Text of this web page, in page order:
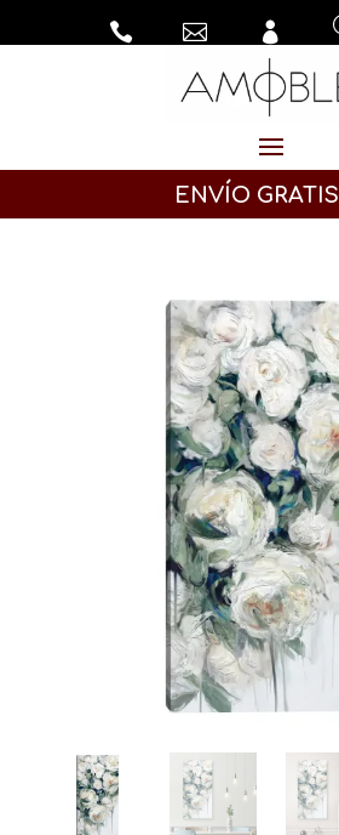
  
ENVÍO GRATIS